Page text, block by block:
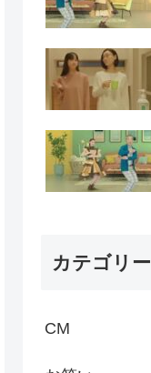
カテゴリー
CM